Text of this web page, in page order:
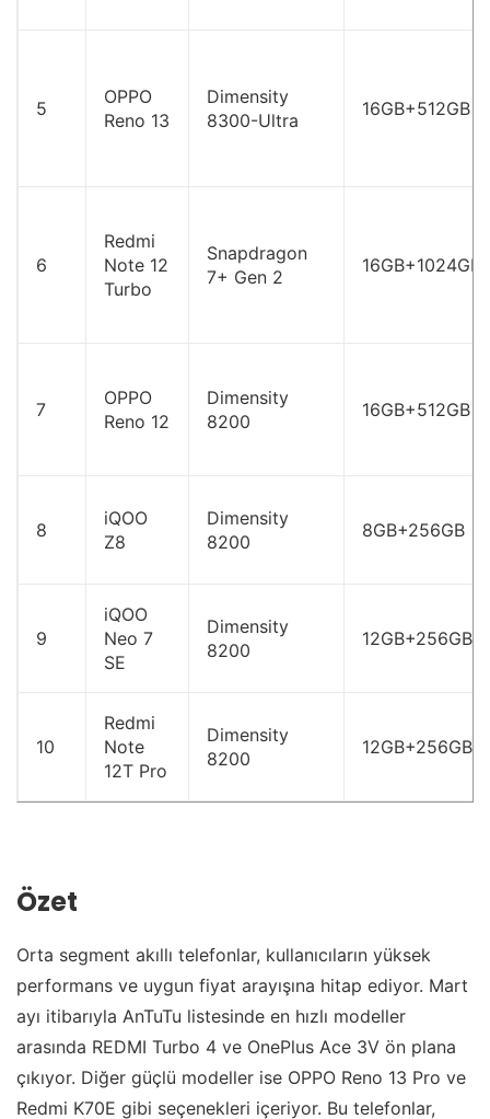
5
OPPO
Reno 13
Dimensity
8300-Ultra
16GB+512GB
6
Redmi
Note 12
Turbo
Snapdragon
7+ Gen 2
16GB+1024GB
7
OPPO
Reno 12
Dimensity
8200
16GB+512GB
8
iQOO
Z8
Dimensity
8200
8GB+256GB
9
iQOO
Neo 7
SE
Dimensity
8200
12GB+256GB
10
Redmi
Note
12T Pro
Dimensity
8200
12GB+256GB
Özet
Orta segment akıllı telefonlar, kullanıcıların yüksek
performans ve uygun fiyat arayışına hitap ediyor. Mart
ayı itibarıyla AnTuTu listesinde en hızlı modeller
arasında REDMI Turbo 4 ve OnePlus Ace 3V ön plana
çıkıyor. Diğer güçlü modeller ise OPPO Reno 13 Pro ve
Redmi K70E gibi seçenekleri içeriyor. Bu telefonlar,